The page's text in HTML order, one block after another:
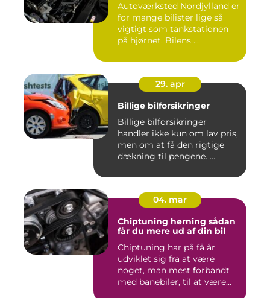
Autoværksted Nordjylland er
for mange bilister lige så
vigtigt som tankstationen
på hjørnet. Bilens ...
29. apr
Billige bilforsikringer
Billige bilforsikringer
handler ikke kun om lav pris,
men om at få den rigtige
dækning til pengene. ...
04. mar
Chiptuning herning sådan
får du mere ud af din bil
Chiptuning har på få år
udviklet sig fra at være
noget, man mest forbandt
med banebiler, til at være...